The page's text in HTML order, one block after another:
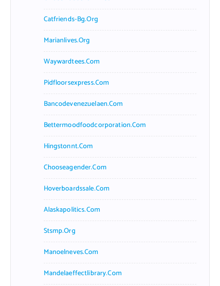
Catfriends-Bg.org
Marianlives.org
Waywardtees.com
Pidfloorsexpress.com
Bancodevenezuelaen.com
Bettermoodfoodcorporation.com
Hingstonnt.com
Chooseagender.com
Hoverboardssale.com
Alaskapolitics.com
Stsmp.org
Manoelneves.com
Mandelaeffectlibrary.com